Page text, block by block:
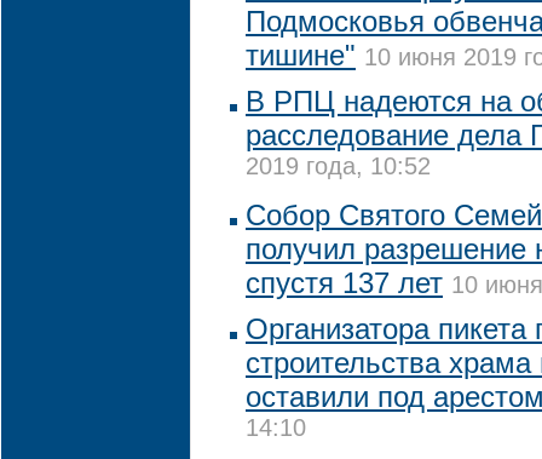
Подмосковья
тишине" 10 июня 2019
В РПЦ надеются на
расследование дела
2019 года, 10:52
Собор Святого
получил разрешение
спустя 137 лет 10
Организатора пикета
строительства храма
оставили под
14:10